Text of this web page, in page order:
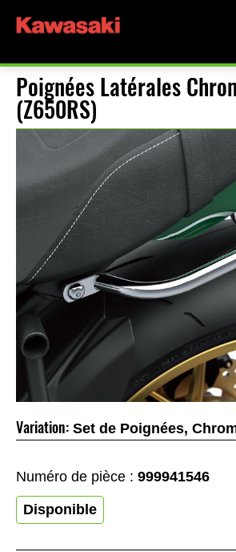
Poignées Latérales
(Z650RS)
Variation: Set de Poignées,
Numéro de pièce : 999941546
Disponible